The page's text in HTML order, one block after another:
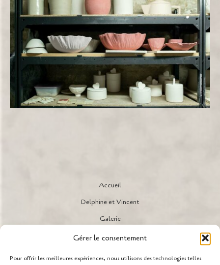
Gérer le consentement
Pour offrir les meilleures expériences, nous utilisons des technologies telles
Accueil
Delphine et Vincent
Galerie
l’Atelier